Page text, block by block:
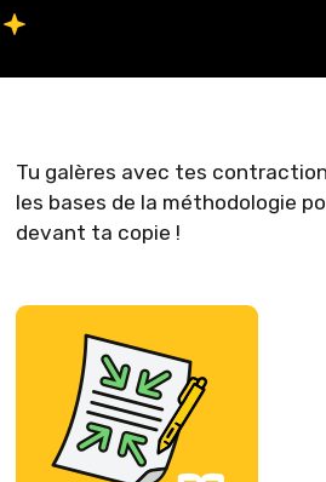
Tu galères avec tes
les bases de la méthodologie
devant ta copie !